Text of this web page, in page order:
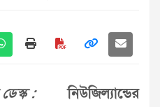
:নিউজিল্যান্ডের